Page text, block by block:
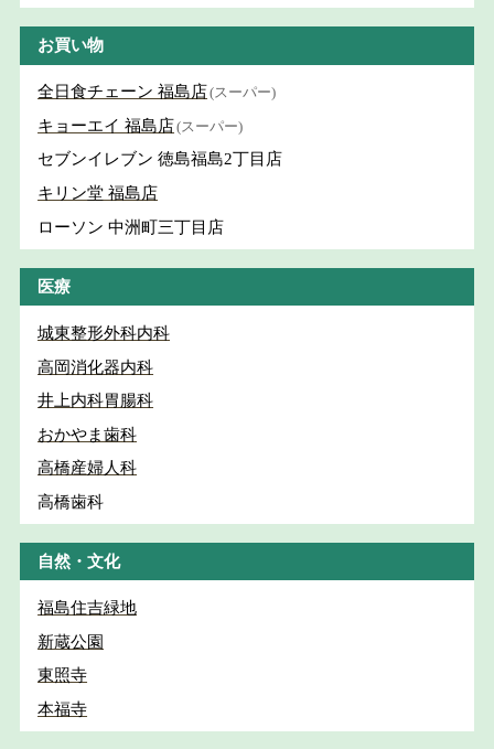
お買い物
全日食チェーン 福島店(スーパー)
キョーエイ 福島店(スーパー)
セブンイレブン 徳島福島2丁目店
キリン堂 福島店
ローソン 中洲町三丁目店
医療
城東整形外科内科
高岡消化器内科
井上内科胃腸科
おかやま歯科
高橋産婦人科
高橋歯科
自然・文化
福島住吉緑地
新蔵公園
東照寺
本福寺